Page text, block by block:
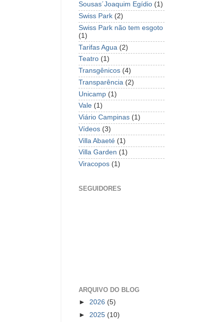
Sousas´Joaquim Egídio (1)
Swiss Park (2)
Swiss Park não tem esgoto
(1)
Tarifas Agua (2)
Teatro (1)
Transgênicos (4)
Transparência (2)
Unicamp (1)
Vale (1)
Viário Campinas (1)
Vídeos (3)
Villa Abaeté (1)
Villa Garden (1)
Viracopos (1)
SEGUIDORES
ARQUIVO DO BLOG
► 2026 (5)
► 2025 (10)